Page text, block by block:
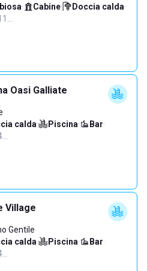
· Cabine· Doccia calda·
Oasi Galliate
calda· Piscina· Bar·
Village
Gentile
calda· Piscina· Bar·